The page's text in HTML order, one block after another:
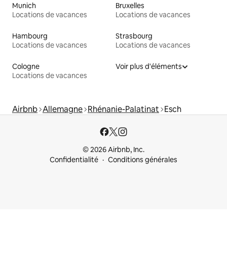
Munich
Locations de vacances
Bruxelles
Locations de vacances
Hambourg
Locations de vacances
Strasbourg
Locations de vacances
Cologne
Locations de vacances
Voir plus d'éléments
Airbnb Allemagne Rhénanie-Palatinat Esch
© 2026 Airbnb, Inc.
Confidentialité
Conditions générales